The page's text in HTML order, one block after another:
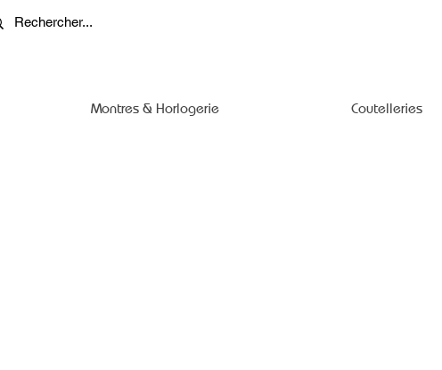
Montres & Horlogerie Coutelleries